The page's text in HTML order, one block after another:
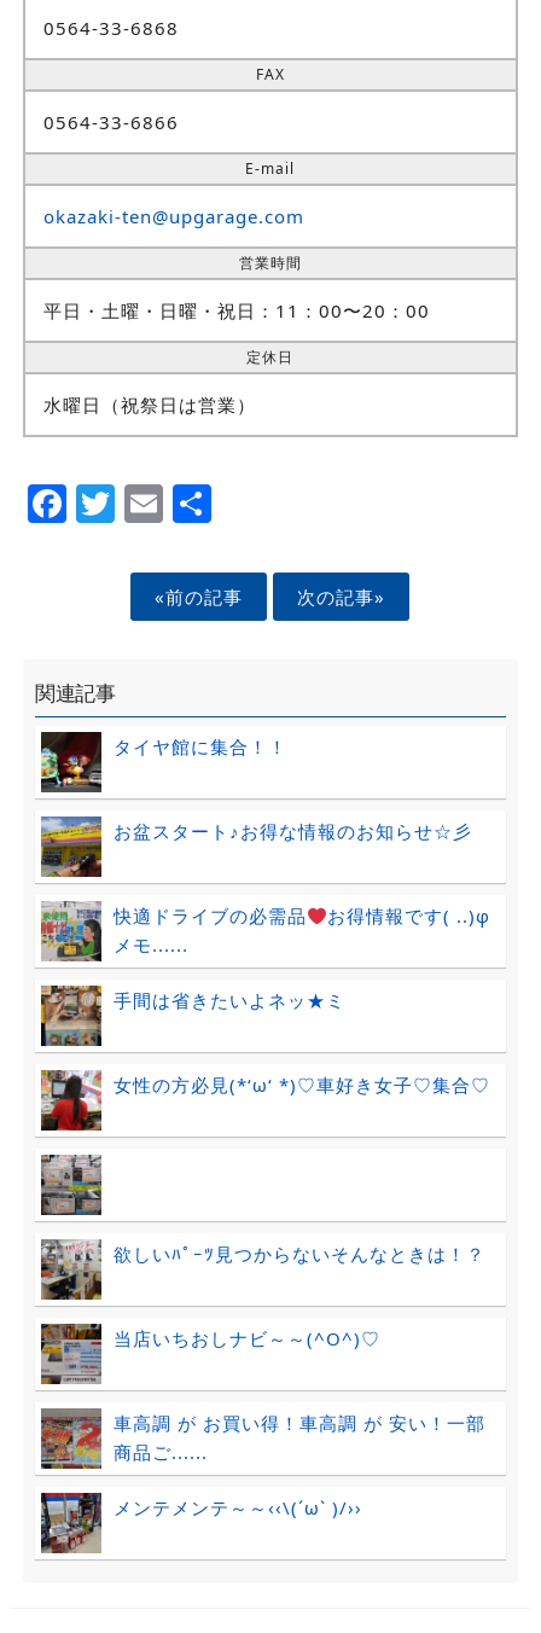
0564-33-6868
FAX
0564-33-6866
E-mail
okazaki-ten@upgarage.com
営業時間
平日・土曜・日曜・祝日：11：00〜20：00
定休日
水曜日（祝祭日は営業）
Facebook
Twitter
EmailShare
«前の記事 次の記事»
関連記事
タイヤ館に集合！！
お盆スタート♪お得な情報のお知らせ☆彡
快適ドライブの必需品
お得情報です( ..)φ
メモ......
手間は省きたいよネッ★ミ
女性の方必見(*‘ω‘ *)♡車好き女子♡集合♡
欲しいﾊﾟｰﾂ見つからないそんなときは！？
当店いちおしナビ～～(^O^)♡
車高調 が お買い得！車高調 が 安い！一部
商品ご......
メンテメンテ～～‹‹\(´ω` )/››